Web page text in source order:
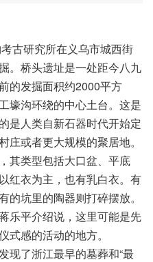
研究所在义乌市城西街
。桥头遗址是一处距今八九
的发掘面积约2000平方
壕沟环绕的中心土台。这是
是人类自新石器时代开始定
庄或者更大规模的聚居地。
类型包括大口盆、平底
红衣为主，也有乳白衣。有
的坑里的陶器则打碎摆放。
乐平介绍说，这里可能是先
式感的活动的地方。
了浙江最早的墓葬和“最